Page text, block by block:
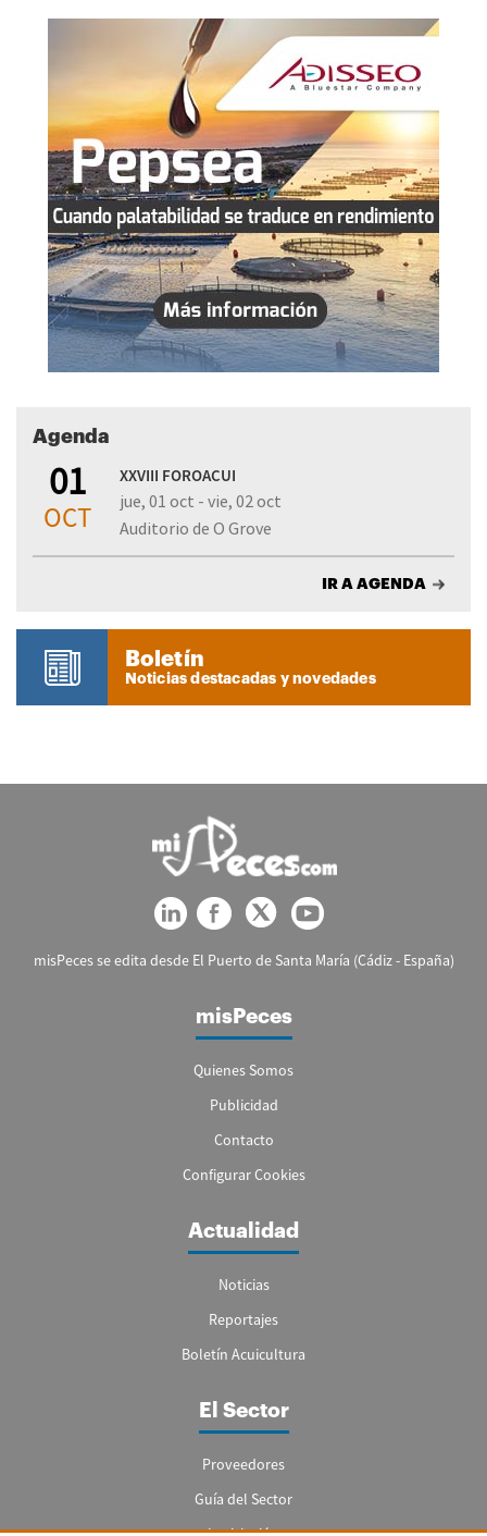
Agenda
01
OCT
XXVIII FOROACUI
jue, 01 oct - vie, 02 oct
Auditorio de O Grove
IR A AGENDA
Boletín
Noticias destacadas y novedades
misPeces se edita desde El Puerto de Santa María (Cádiz - España)
misPeces
Quienes Somos
Publicidad
Contacto
Configurar Cookies
Actualidad
Noticias
Reportajes
Boletín Acuicultura
El Sector
Proveedores
Guía del Sector